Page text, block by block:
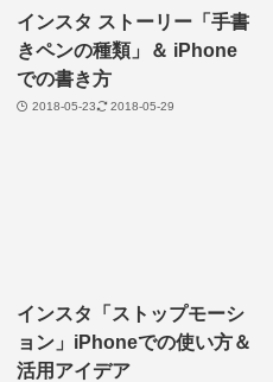
インスタ ストーリー「手書
きペンの種類」＆ iPhone
での書き方
2018-05-23 2018-05-29
インスタ「ストップモーシ
ョン」iPhoneでの使い方＆
活用アイデア